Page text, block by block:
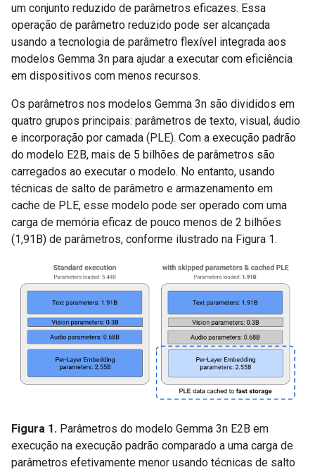
um conjunto reduzido de parâmetros eficazes. Essa
operação de parâmetro reduzido pode ser alcançada
usando a tecnologia de parâmetro flexível integrada aos
modelos Gemma 3n para ajudar a executar com eficiência
em dispositivos com menos recursos.
Os parâmetros nos modelos Gemma 3n são divididos em
quatro grupos principais: parâmetros de texto, visual, áudio
e incorporação por camada (PLE). Com a execução padrão
do modelo E2B, mais de 5 bilhões de parâmetros são
carregados ao executar o modelo. No entanto, usando
técnicas de salto de parâmetro e armazenamento em
cache de PLE, esse modelo pode ser operado com uma
carga de memória eficaz de pouco menos de 2 bilhões
(1,91B) de parâmetros, conforme ilustrado na Figura 1.
Figura 1. Parâmetros do modelo Gemma 3n E2B em
execução na execução padrão comparado a uma carga de
parâmetros efetivamente menor usando técnicas de salto